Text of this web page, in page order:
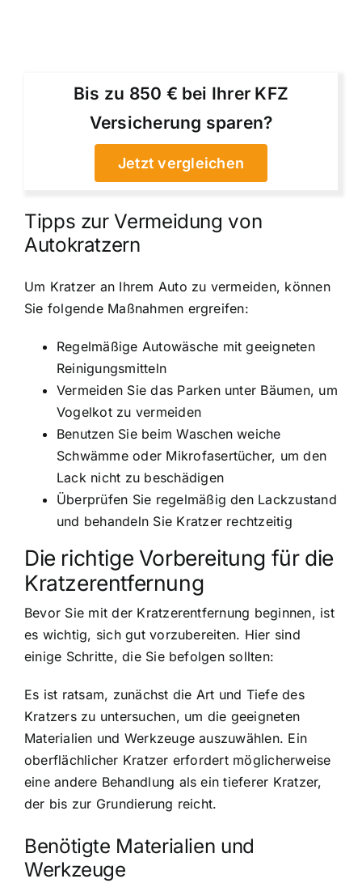
Bis zu 850 € bei Ihrer KFZ
Versicherung sparen?
Jetzt vergleichen
Tipps zur Vermeidung von
Autokratzern
Um Kratzer an Ihrem Auto zu vermeiden, können
Sie folgende Maßnahmen ergreifen:
Regelmäßige Autowäsche mit geeigneten
Reinigungsmitteln
Vermeiden Sie das Parken unter Bäumen, um
Vogelkot zu vermeiden
Benutzen Sie beim Waschen weiche
Schwämme oder Mikrofasertücher, um den
Lack nicht zu beschädigen
Überprüfen Sie regelmäßig den Lackzustand
und behandeln Sie Kratzer rechtzeitig
Die richtige Vorbereitung für die
Kratzerentfernung
Bevor Sie mit der Kratzerentfernung beginnen, ist
es wichtig, sich gut vorzubereiten. Hier sind
einige Schritte, die Sie befolgen sollten:
Es ist ratsam, zunächst die Art und Tiefe des
Kratzers zu untersuchen, um die geeigneten
Materialien und Werkzeuge auszuwählen. Ein
oberflächlicher Kratzer erfordert möglicherweise
eine andere Behandlung als ein tieferer Kratzer,
der bis zur Grundierung reicht.
Benötigte Materialien und
Werkzeuge